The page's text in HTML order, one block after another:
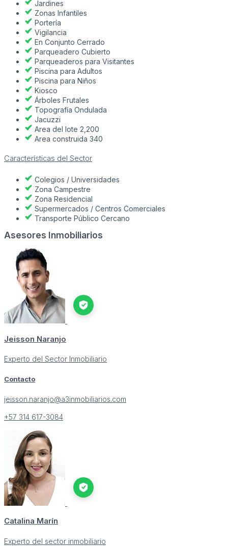
Jardines
Zonas Infantiles
Portería
Vigilancia
En Conjunto Cerrado
Parqueadero Cubierto
Parqueaderos para Visitantes
Piscina para Adultos
Piscina para Niños
Kiosco
Árboles Frutales
Topografía Ondulada
Jacuzzi
Area del lote 2,200
Area construida 340
Características del Sector
Colegios / Universidades
Zona Campestre
Zona Residencial
Supermercados / Centros Comerciales
Transporte Público Cercano
Asesores Inmobiliarios
Jeisson Naranjo
Experto del Sector Inmobiliario
Contacto
jeisson.naranjo@a3inmobiliarios.com
+57 314 617-3084
Catalina Marín
Experto del sector inmobiliario